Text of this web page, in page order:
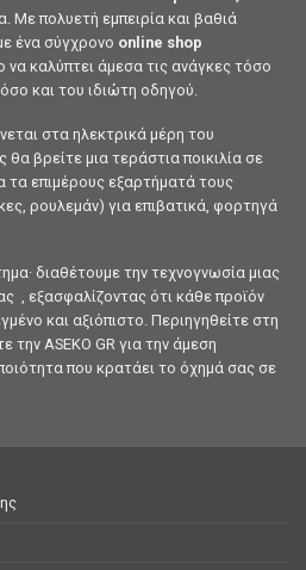
Με πολυετή εμπειρία και βαθιά
ένα σύγχρονο online shop
να καλύπτει άμεσα τις ανάγκες τόσο
και του ιδιώτη οδηγού.
στα ηλεκτρικά μέρη του
βρείτε μια τεράστια ποικιλία σε
τα επιμέρους εξαρτήματά τους
ρουλεμάν) για επιβατικά, φορτηγά
διαθέτουμε την τεχνογνωσία μιας
, εξασφαλίζοντας ότι κάθε προϊόν
και αξιόπιστο. Περιηγηθείτε στη
την ASEKO GR για την άμεση
που κρατάει το όχημά σας σε